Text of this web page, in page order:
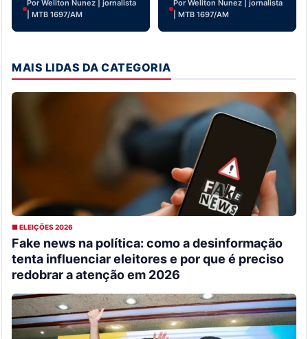
Por Weliton Nunez | jornalista
| MTB 1697/AM
Por Weliton Nunez | jornalista
| MTB 1697/AM
MAIS LIDAS DA CATEGORIA
■ ELEIÇÕES 2026
Fake news na política: como a desinformação
tenta influenciar eleitores e por que é preciso
redobrar a atenção em 2026